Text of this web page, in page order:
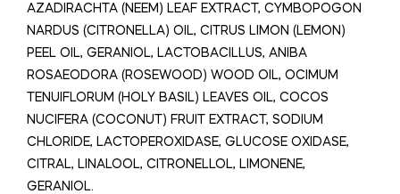
AZADIRACHTA (NEEM) LEAF EXTRACT, CYMBOPOGON
NARDUS (CITRONELLA) OIL, CITRUS LIMON (LEMON)
PEEL OIL, GERANIOL, LACTOBACILLUS, ANIBA
ROSAEODORA (ROSEWOOD) WOOD OIL, OCIMUM
TENUIFLORUM (HOLY BASIL) LEAVES OIL, COCOS
NUCIFERA (COCONUT) FRUIT EXTRACT, SODIUM
CHLORIDE, LACTOPEROXIDASE, GLUCOSE OXIDASE,
CITRAL, LINALOOL, CITRONELLOL, LIMONENE,
GERANIOL.